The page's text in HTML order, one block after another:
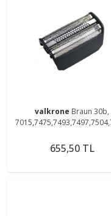
valkrone Braun 30b,
Makinesi Uyumlu Elek
655,50 TL